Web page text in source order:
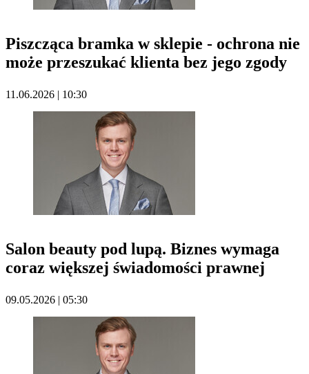
Piszcząca bramka w sklepie - ochrona nie
może przeszukać klienta bez jego zgody
11.06.2026 | 10:30
Salon beauty pod lupą. Biznes wymaga
coraz większej świadomości prawnej
09.05.2026 | 05:30